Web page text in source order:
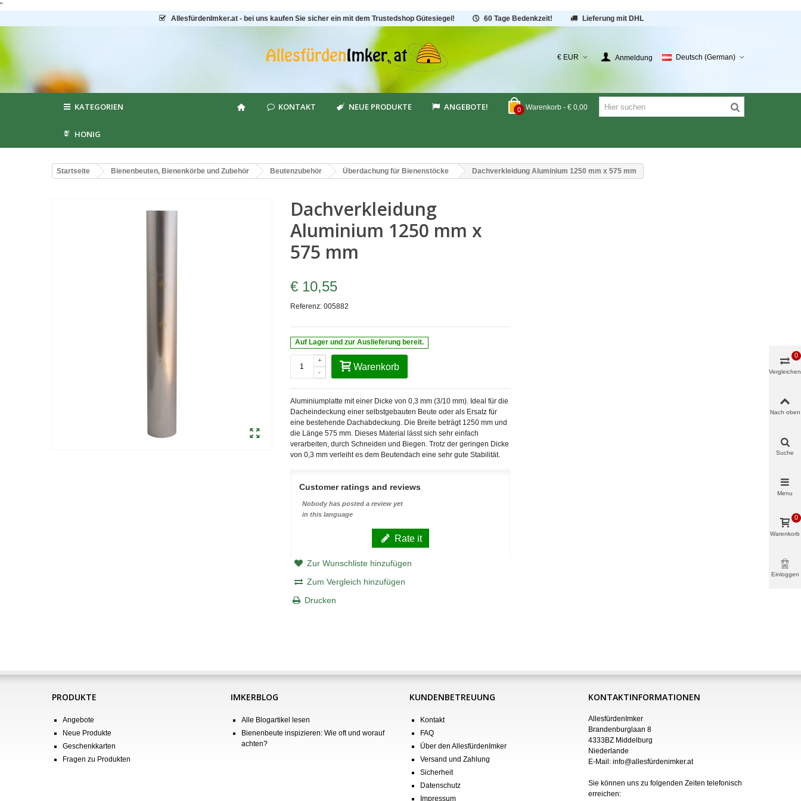
"
AllesfürdenImker.at - bei uns kaufen Sie sicher ein mit dem Trustedshop Gütesiegel!
60 Tage Bedenkzeit! Lieferung mit DHL
€ EUR Anmeldung Deutsch (German)
0 Warenkorb - € 0,00
KATEGORIEN KONTAKT NEUE PRODUKTE ANGEBOTE!
HONIG
Startseite Bienenbeuten, Bienenkörbe und Zubehör Beutenzubehör Überdachung für Bienenstöcke Dachverkleidung Aluminium 1250 mm x 575 mm
Dachverkleidung
Aluminium 1250 mm x
575 mm
€ 10,55
Referenz: 005882
Auf Lager und zur Auslieferung bereit.
-
+
Warenkorb
Aluminiumplatte mit einer Dicke von 0,3 mm (3/10 mm). Ideal für die
Dacheindeckung einer selbstgebauten Beute oder als Ersatz für
eine bestehende Dachabdeckung. Die Breite beträgt 1250 mm und
die Länge 575 mm. Dieses Material lässt sich sehr einfach
verarbeiten, durch Schneiden und Biegen. Trotz der geringen Dicke
von 0,3 mm verleiht es dem Beutendach eine sehr gute Stabilität.
Customer ratings and reviews
Nobody has posted a review yet
in this language
Rate it
Zur Wunschliste hinzufügen
Zum Vergleich hinzufügen
Drucken
PRODUKTE
Angebote
Neue Produkte
Geschenkkarten
Fragen zu Produkten
IMKERBLOG
Alle Blogartikel lesen
Bienenbeute inspizieren: Wie oft und worauf
achten?
KUNDENBETREUUNG
Kontakt
FAQ
Über den AllesfürdenImker
Versand und Zahlung
Sicherheit
Datenschutz
Impressum
KONTAKTINFORMATIONEN
AllesfürdenImker
Brandenburglaan 8
4333BZ Middelburg
Niederlande
E-Mail: info@allesfürdenimker.at
Sie können uns zu folgenden Zeiten telefonisch
erreichen:
Vergleichen
0
Nach oben
Suche
Menu
Warenkorb
0
Einloggen